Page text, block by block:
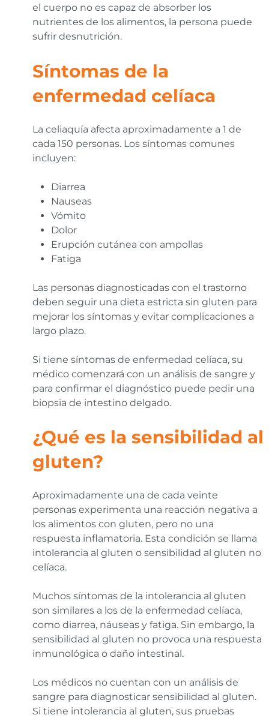
el cuerpo no es capaz de absorber los
nutrientes de los alimentos, la persona puede
sufrir desnutrición.
Síntomas de la
enfermedad celíaca
La celiaquía afecta aproximadamente a 1 de
cada 150 personas. Los síntomas comunes
incluyen:
Diarrea
Nauseas
Vómito
Dolor
Erupción cutánea con ampollas
Fatiga
Las personas diagnosticadas con el trastorno
deben seguir una dieta estricta sin gluten para
mejorar los síntomas y evitar complicaciones a
largo plazo.
Si tiene síntomas de enfermedad celíaca, su
médico comenzará con un análisis de sangre y
para confirmar el diagnóstico puede pedir una
biopsia de intestino delgado.
¿Qué es la sensibilidad al
gluten?
Aproximadamente una de cada veinte
personas experimenta una reacción negativa a
los alimentos con gluten, pero no una
respuesta inflamatoria. Esta condición se llama
intolerancia al gluten o sensibilidad al gluten no
celíaca.
Muchos síntomas de la intolerancia al gluten
son similares a los de la enfermedad celíaca,
como diarrea, náuseas y fatiga. Sin embargo, la
sensibilidad al gluten no provoca una respuesta
inmunológica o daño intestinal.
Los médicos no cuentan con un análisis de
sangre para diagnosticar sensibilidad al gluten.
Si tiene intolerancia al gluten, sus pruebas